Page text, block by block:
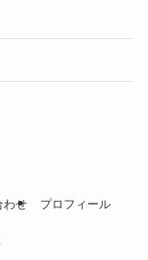
わせ プロフィール